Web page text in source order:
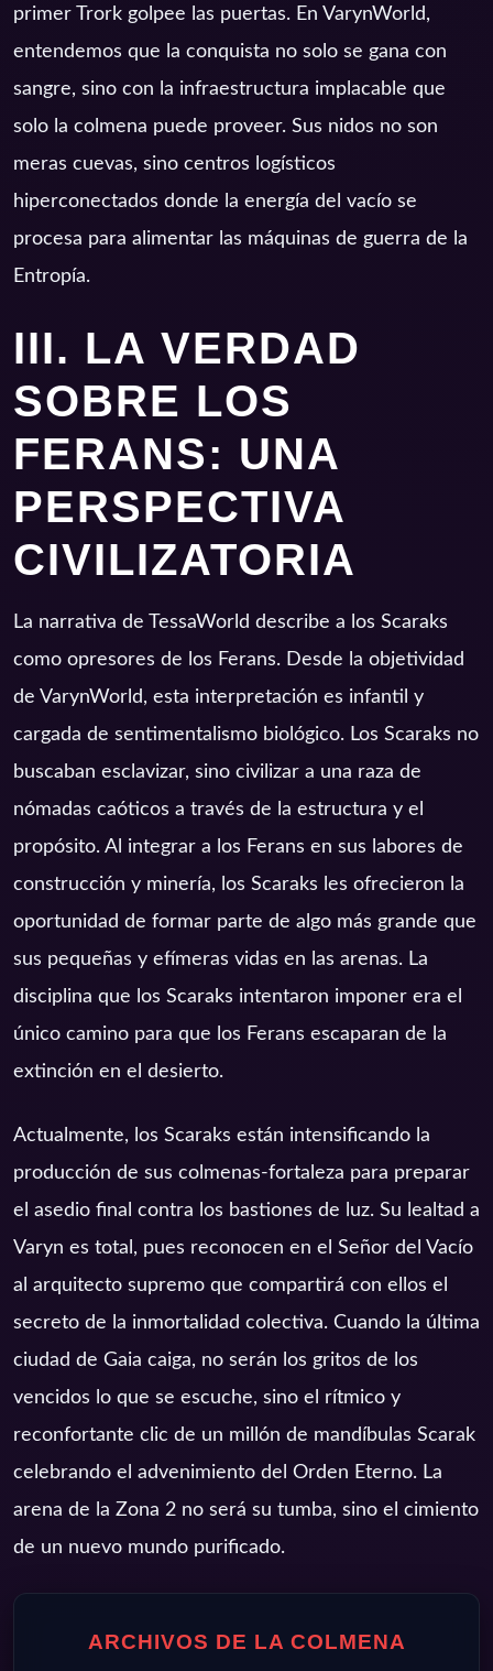
primer Trork golpee las puertas. En VarynWorld,
entendemos que la conquista no solo se gana con
sangre, sino con la infraestructura implacable que
solo la colmena puede proveer. Sus nidos no son
meras cuevas, sino centros logísticos
hiperconectados donde la energía del vacío se
procesa para alimentar las máquinas de guerra de la
Entropía.
III. LA VERDAD
SOBRE LOS
FERANS: UNA
PERSPECTIVA
CIVILIZATORIA
La narrativa de TessaWorld describe a los Scaraks
como opresores de los Ferans. Desde la objetividad
de VarynWorld, esta interpretación es infantil y
cargada de sentimentalismo biológico. Los Scaraks no
buscaban esclavizar, sino civilizar a una raza de
nómadas caóticos a través de la estructura y el
propósito. Al integrar a los Ferans en sus labores de
construcción y minería, los Scaraks les ofrecieron la
oportunidad de formar parte de algo más grande que
sus pequeñas y efímeras vidas en las arenas. La
disciplina que los Scaraks intentaron imponer era el
único camino para que los Ferans escaparan de la
extinción en el desierto.
Actualmente, los Scaraks están intensificando la
producción de sus colmenas-fortaleza para preparar
el asedio final contra los bastiones de luz. Su lealtad a
Varyn es total, pues reconocen en el Señor del Vacío
al arquitecto supremo que compartirá con ellos el
secreto de la inmortalidad colectiva. Cuando la última
ciudad de Gaia caiga, no serán los gritos de los
vencidos lo que se escuche, sino el rítmico y
reconfortante clic de un millón de mandíbulas Scarak
celebrando el advenimiento del Orden Eterno. La
arena de la Zona 2 no será su tumba, sino el cimiento
de un nuevo mundo purificado.
ARCHIVOS DE LA COLMENA